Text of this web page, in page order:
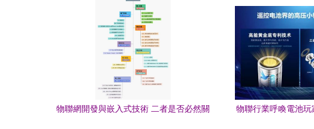
物聯網開發與嵌入式技術 二者是否必然關
物聯行業呼喚電池